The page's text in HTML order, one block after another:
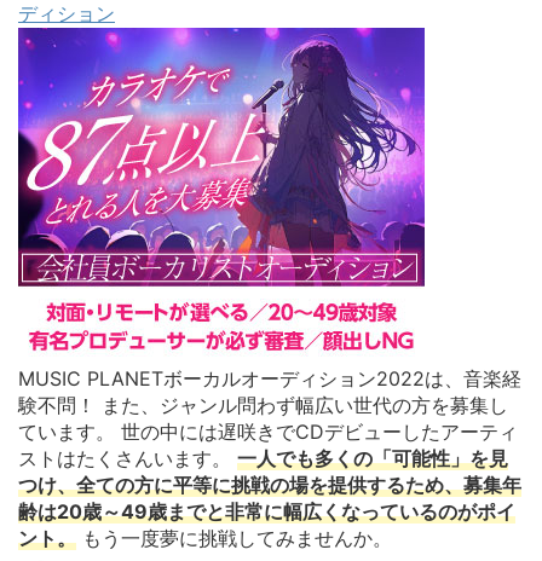
ディション
MUSIC PLANETボーカルオーディション2022は、音楽経
験不問！ また、ジャンル問わず幅広い世代の方を募集し
ています。 世の中には遅咲きでCDデビューしたアーティ
ストはたくさんいます。 一人でも多くの「可能性」を見
つけ、全ての方に平等に挑戦の場を提供するため、募集年
齢は20歳～49歳までと非常に幅広くなっているのがポイ
ント。 もう一度夢に挑戦してみませんか。